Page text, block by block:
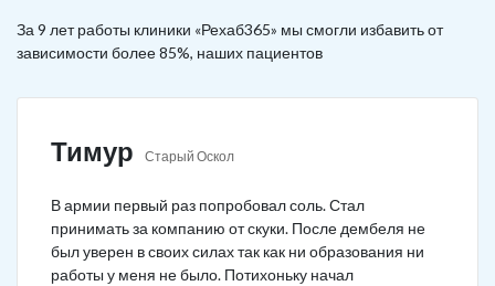
За 9 лет работы клиники «Рехаб365» мы смогли избавить от
зависимости более 85%, наших пациентов
Тимур Старый Оскол
В армии первый раз попробовал соль. Стал
принимать за компанию от скуки. После дембеля не
был уверен в своих силах так как ни образования ни
работы у меня не было. Потихоньку начал